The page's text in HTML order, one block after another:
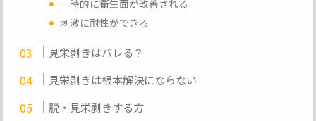
一時的に衛生面が改善される
刺激に耐性ができる
見栄剥きはバレる？
見栄剥きは根本解決にならない
脱・見栄剥きする方